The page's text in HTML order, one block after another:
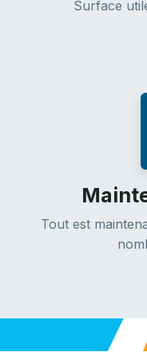
Surface
Tout est